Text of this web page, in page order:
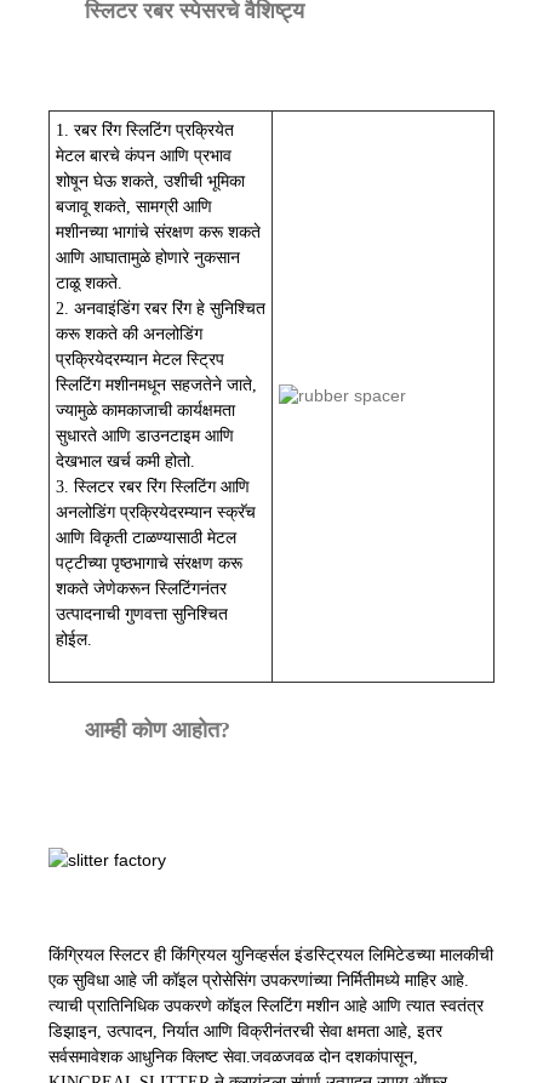
स्लिटर रबर स्पेसरचे वैशिष्ट्य
1. रबर रिंग स्लिटिंग प्रक्रियेत
मेटल बारचे कंपन आणि प्रभाव
शोषून घेऊ शकते, उशीची भूमिका
बजावू शकते, सामग्री आणि
मशीनच्या भागांचे संरक्षण करू शकते
आणि आघातामुळे होणारे नुकसान
टाळू शकते.
2. अनवाइंडिंग रबर रिंग हे सुनिश्चित
करू शकते की अनलोडिंग
प्रक्रियेदरम्यान मेटल स्ट्रिप
स्लिटिंग मशीनमधून सहजतेने जाते,
ज्यामुळे कामकाजाची कार्यक्षमता
सुधारते आणि डाउनटाइम आणि
देखभाल खर्च कमी होतो.
3. स्लिटर रबर रिंग स्लिटिंग आणि
अनलोडिंग प्रक्रियेदरम्यान स्क्रॅच
आणि विकृती टाळण्यासाठी मेटल
पट्टीच्या पृष्ठभागाचे संरक्षण करू
शकते जेणेकरून स्लिटिंगनंतर
उत्पादनाची गुणवत्ता सुनिश्चित
होईल.
आम्ही कोण आहोत?
किंग्रियल स्लिटर ही किंग्रियल युनिव्हर्सल इंडस्ट्रियल लिमिटेडच्या मालकीची
एक सुविधा आहे जी कॉइल प्रोसेसिंग उपकरणांच्या निर्मितीमध्ये माहिर आहे.
त्याची प्रातिनिधिक उपकरणे कॉइल स्लिटिंग मशीन आहे आणि त्यात स्वतंत्र
डिझाइन, उत्पादन, निर्यात आणि विक्रीनंतरची सेवा क्षमता आहे, इतर
सर्वसमावेशक आधुनिक क्लिष्ट सेवा. जवळजवळ दोन दशकांपासून,